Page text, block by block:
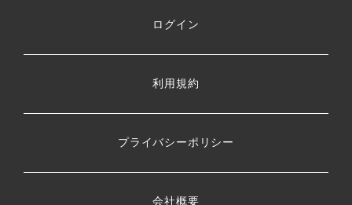
ログイン
利用規約
プライバシーポリシー
会社概要